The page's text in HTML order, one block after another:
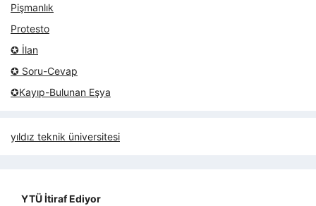
Pişmanlık
Protesto
✪ İlan
✪ Soru-Cevap
✪Kayıp-Bulunan Eşya
yıldız teknik üniversitesi
YTÜ İtiraf Ediyor